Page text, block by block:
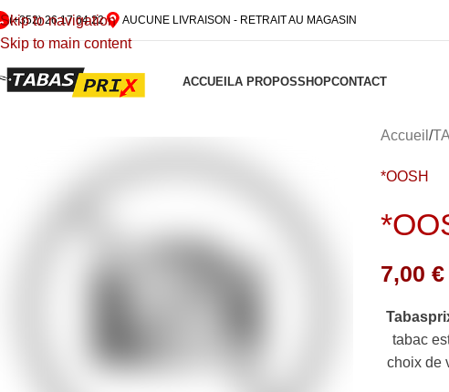
Skip to navigation
Skip to main content
(+352) 26 17 64 22 AUCUNE LIVRAISON - RETRAIT AU MAGASIN
ACCUEILA PROPOSSHOPCONTACT
Accueil
*OOSH
7,00€
tabac
choix de